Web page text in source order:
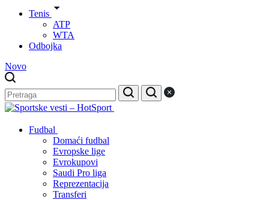
Tenis
ATP
WTA
Odbojka
Novo
Fudbal
Domaći fudbal
Evropske lige
Evrokupovi
Saudi Pro liga
Reprezentacija
Transferi